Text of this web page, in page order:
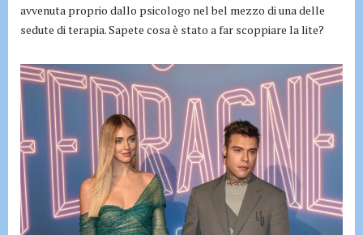
avvenuta proprio dallo psicologo nel bel mezzo di una delle
sedute di terapia. Sapete cosa è stato a far scoppiare la lite?